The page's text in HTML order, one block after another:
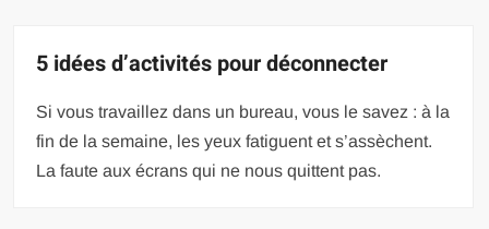
5 idées d’activités pour déconnecter
Si vous travaillez dans un bureau, vous le savez : à la
fin de la semaine, les yeux fatiguent et s’assèchent.
La faute aux écrans qui ne nous quittent pas.